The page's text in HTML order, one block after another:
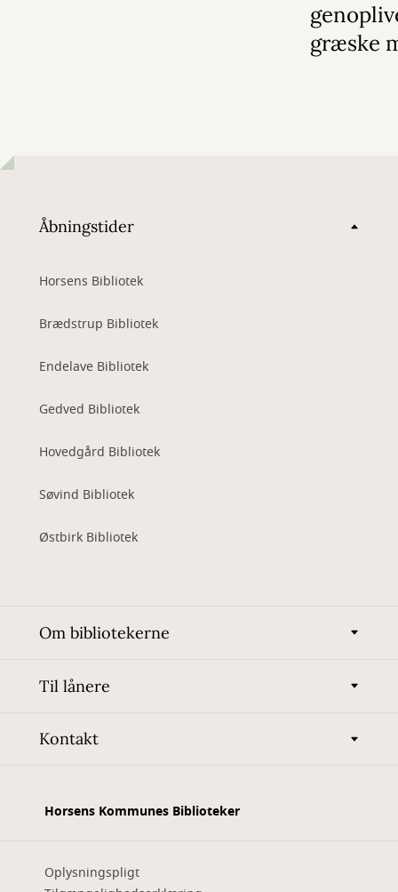
græske
Åbningstider
Horsens Bibliotek
Brædstrup Bibliotek
Endelave Bibliotek
Gedved Bibliotek
Hovedgård Bibliotek
Søvind Bibliotek
Østbirk Bibliotek
Om bibliotekerne
Til lånere
Kontakt
Horsens Kommunes Biblioteker
Oplysningspligt